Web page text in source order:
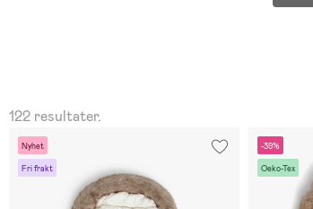
122 resultater.
Nyhet
Fri frakt
-39%
Oeko-Tex